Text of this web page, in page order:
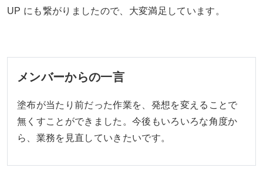
UP にも繋がりましたので、大変満足しています。
メンバーからの一言
塗布が当たり前だった作業を、発想を変えることで
無くすことができました。今後もいろいろな角度か
ら、業務を見直していきたいです。